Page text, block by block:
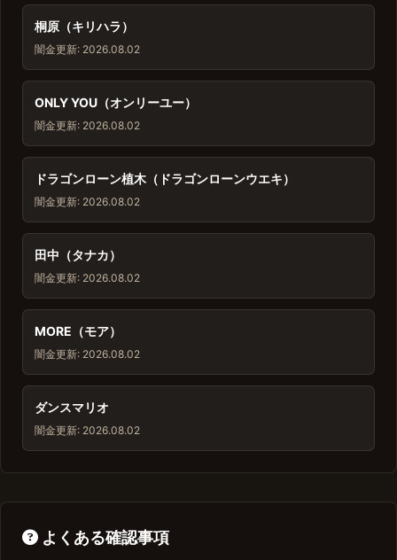
桐原（キリハラ）
闇金更新: 2026.08.02
ONLY YOU（オンリーユー）
闇金更新: 2026.08.02
ドラゴンローン植木（ドラゴンローンウエキ）
闇金更新: 2026.08.02
田中（タナカ）
闇金更新: 2026.08.02
MORE（モア）
闇金更新: 2026.08.02
ダンスマリオ
闇金更新: 2026.08.02
よくある確認事項